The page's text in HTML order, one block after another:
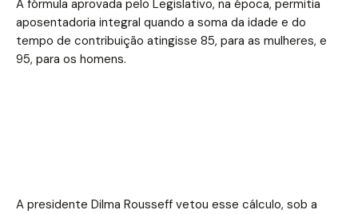
A fórmula aprovada pelo Legislativo, na época, permitia
aposentadoria integral quando a soma da idade e do
tempo de contribuição atingisse 85, para as mulheres, e
95, para os homens.
A presidente Dilma Rousseff vetou esse cálculo, sob a